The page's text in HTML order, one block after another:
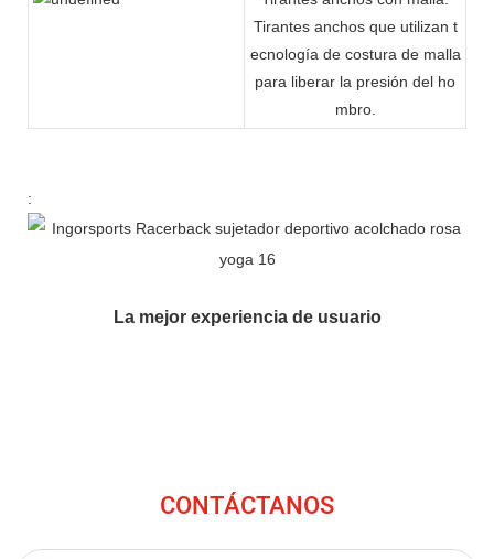
Tirantes anchos que utilizan t
ecnología de costura de malla
para liberar la presión del ho
mbro.
:
La mejor experiencia de usuario
CONTÁCTANOS